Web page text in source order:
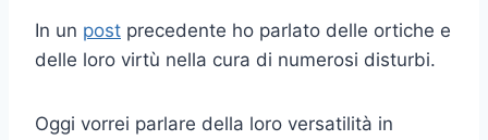
In un post precedente ho parlato delle ortiche e
delle loro virtù nella cura di numerosi disturbi.
Oggi vorrei parlare della loro versatilità in